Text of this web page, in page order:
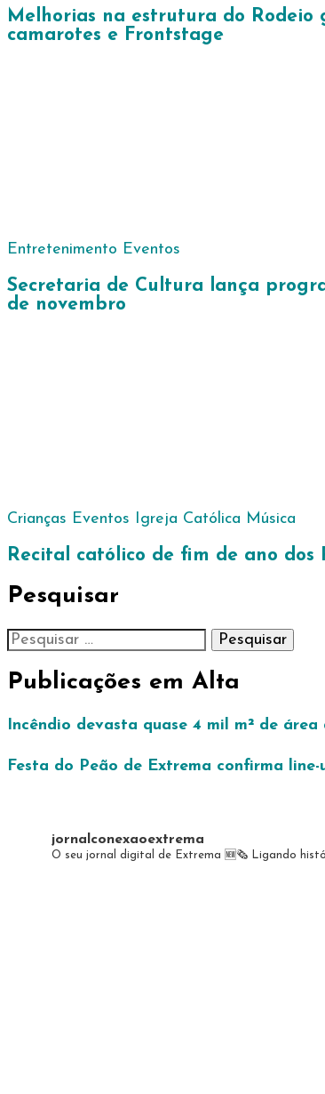
Melhorias na estrutura do Rodeio
camarotes e Frontstage
Entretenimento Eventos
Secretaria de Cultura lança
de novembro
Crianças Eventos Igreja Católica Música
Recital católico de fim de ano
Pesquisar
Pesquisar
por:
Publicações em Alta
Incêndio devasta quase 4 mil m² de
Festa do Peão de Extrema confirma
jornalconexaoextrema
O seu jornal digital de Extrema 🆕️🗞 Ligando